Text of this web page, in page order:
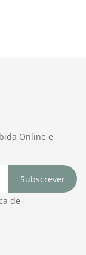
Online e
Subscrever
de